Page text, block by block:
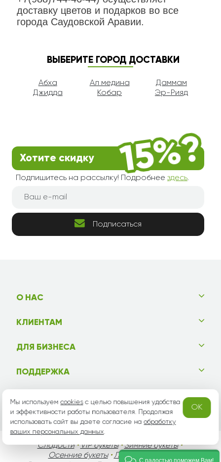
доставку цветов и подарков во все
города Саудовской Аравии.
ВЫБЕРИТЕ ГОРОД ДОСТАВКИ
Абха Ал медина
Даммам
Джидда
Кобар Эр-Рияд
Хотите скидку
Подпишитесь на рассылку! Подробнее здесь.
Подписаться
О НАС
КЛИЕНТАМ
ДЛЯ БИЗНЕСА
ПОДДЕРЖКА
Сладости•VIP букеты•Зимние букеты•
Осенние букеты•Летние букеты
Мы используемcookiesс целью повышения удобства
и эффективности работы пользователя. Продолжая
использовать сайт вы даете согласие наобработку
ваших персональных данных.
OK
С радостью поможем Вам!